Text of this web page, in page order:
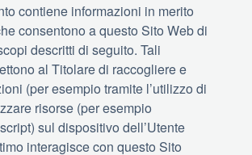
contiene informazioni in merito
consentono a questo Sito Web di
descritti di seguito. Tali
al Titolare di raccogliere e
(per esempio tramite l’utilizzo di
risorse (per esempio
sul dispositivo dell’Utente
interagisce con questo Sito